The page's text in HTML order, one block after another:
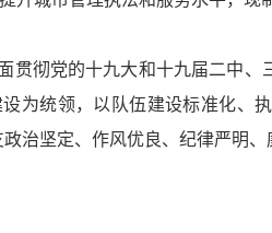
贯彻党的十九大和十九届二中
为统领，以队伍建设标准化、
治坚定、作风优良、纪律严明